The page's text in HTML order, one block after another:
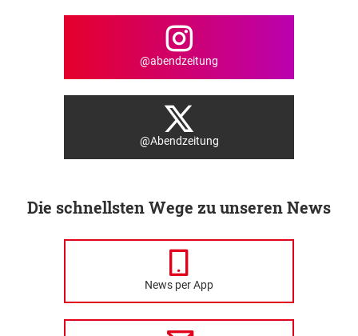
@abendzeitung
@Abendzeitung
Die schnellsten Wege zu unseren News
News per App